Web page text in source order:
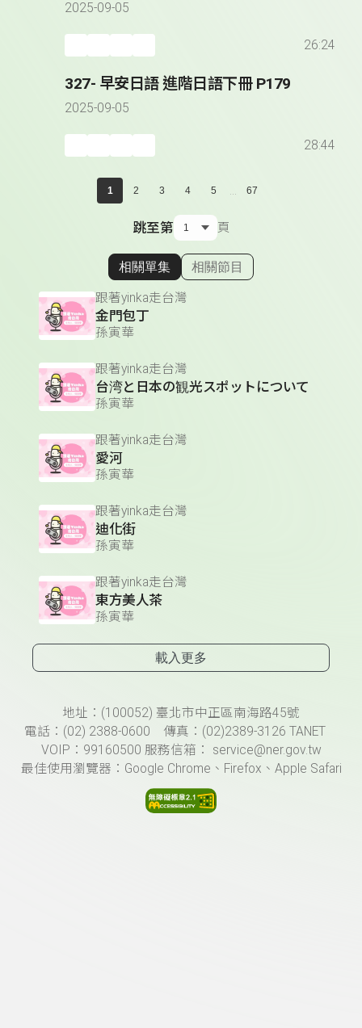
2025-09-05
26:24
327- 早安日語 進階日語下冊 P179
2025-09-05
28:44
1 2 3 4 5 ... 67
跳至第 頁
顯示相關單集
相關單集 相關節目
跟著yinka走台灣
金門包丁
孫寅華
跟著yinka走台灣
台湾と日本の観光スポットについて
孫寅華
跟著yinka走台灣
愛河
孫寅華
跟著yinka走台灣
迪化街
孫寅華
跟著yinka走台灣
東方美人茶
孫寅華
載入更多
頁尾資訊地址：(100052) 臺北市中正區南海路45號
電話：(02) 2388-0600 傳真：(02)2389-3126 TANET
VOIP：99160500 服務信箱： service@ner.gov.tw
最佳使用瀏覽器：Google Chrome、Firefox、Apple Safari